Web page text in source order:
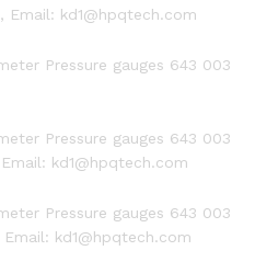
Email: kd1@hpqtech.com
Pressure gauges 643 003
Pressure gauges 643 003
kd1@hpqtech.com
Pressure gauges 643 003
kd1@hpqtech.com